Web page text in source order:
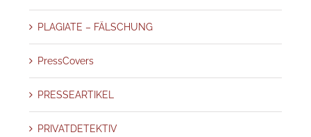
PLAGIATE – FÄLSCHUNG
PressCovers
PRESSEARTIKEL
PRIVATDETEKTIV